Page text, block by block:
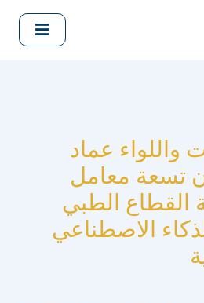
عماد
تسعة معامل
القطاع الطبي
الاصطناعي